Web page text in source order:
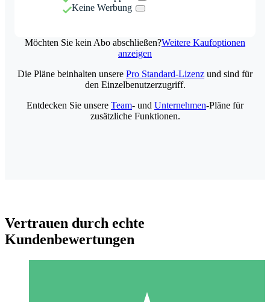
Keine Werbung
Möchten Sie kein Abo abschließen?Weitere Kaufoptionen
anzeigen
Die Pläne beinhalten unsere Pro Standard-Lizenz und sind für
den Einzelbenutzerzugriff.
Entdecken Sie unsere Team- und Unternehmen-Pläne für
zusätzliche Funktionen.
Vertrauen durch echte
Kundenbewertungen